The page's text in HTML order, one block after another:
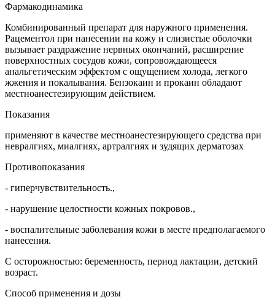
Фармакодинамика
Комбинированный препарат для наружного применения.
Рацементол при нанесении на кожу и слизистые оболочки
вызывает раздражение нервных окончаний, расширение
поверхностных сосудов кожи, сопровождающееся
анальгетическим эффектом с ощущением холода, легкого
жжения и покалывания. Бензокаин и прокаин обладают
местноанестезирующим действием.
Показания
применяют в качестве местноанестезирующего средства при
невралгиях, миалгиях, артралгиях и зудящих дерматозах
Противопоказания
- гиперчувствительность.,
- нарушение целостности кожных покровов.,
- воспалительные заболевания кожи в месте предполагаемого
нанесения.
С осторожностью: беременность, период лактации, детский
возраст.
Способ применения и дозы